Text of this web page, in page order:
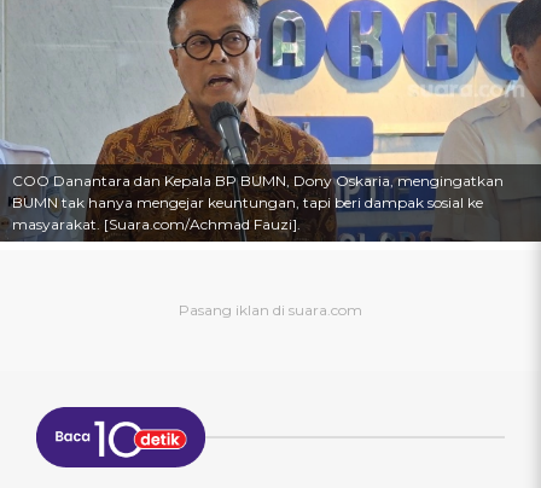
COO Danantara dan Kepala BP BUMN, Dony Oskaria, mengingatkan
BUMN tak hanya mengejar keuntungan, tapi beri dampak sosial ke
masyarakat. [Suara.com/Achmad Fauzi].